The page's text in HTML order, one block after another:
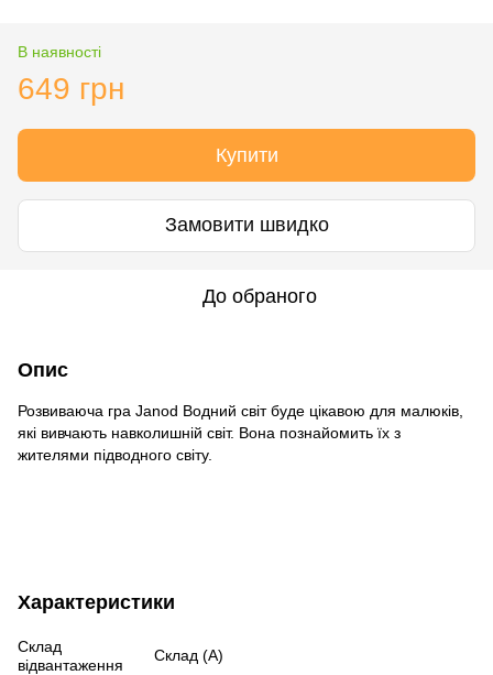
В наявності
649 грн
Купити
Замовити швидко
До обраного
Опис
Розвиваюча гра Janod Водний світ буде цікавою для малюків,
які вивчають навколишній світ. Вона познайомить їх з
жителями підводного світу.
Характеристики
Склад
відвантаження
Склад (А)